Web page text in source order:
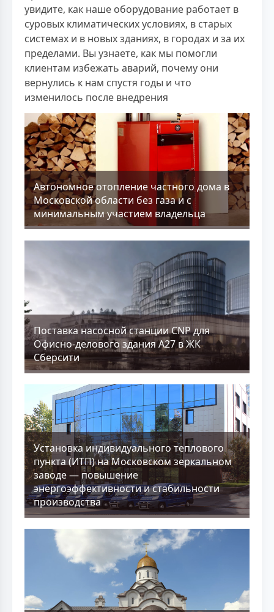
увидите, как наше оборудование работает в
суровых климатических условиях, в старых
системах и в новых зданиях, в городах и за их
пределами. Вы узнаете, как мы помогли
клиентам избежать аварий, почему они
вернулись к нам спустя годы и что
изменилось после внедрения
Aвтономное отопление частного дома в
Московской области без газа и с
минимальным участием владельца
Поставка насосной станции CNP для
Офисно-делового здания А27 в ЖК
Сберсити
Установка индивидуального теплового
пункта (ИТП) на Московском зеркальном
заводе — повышение
энергоэффективности и стабильности
производства